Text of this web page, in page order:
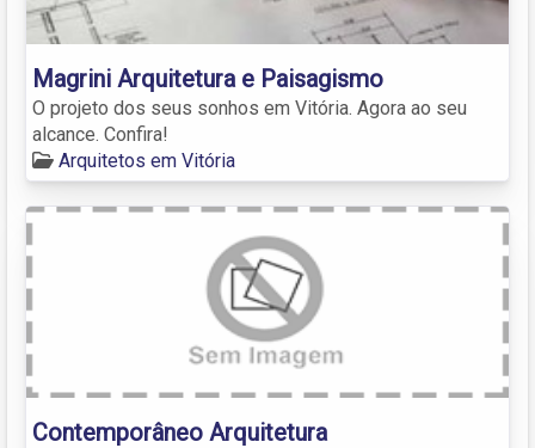
Magrini Arquitetura e Paisagismo
O projeto dos seus sonhos em Vitória. Agora ao seu
alcance. Confira!
Arquitetos em Vitória
Contemporâneo Arquitetura